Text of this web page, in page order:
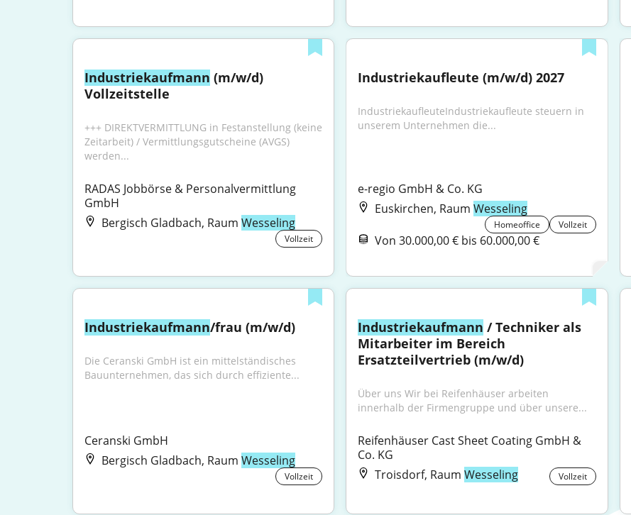
Industriekaufmann (m/w/d)
Vollzeitstelle
+++ DIREKTVERMITTLUNG in Festanstellung (keine
Zeitarbeit) / Vermittlungsgutscheine (AVGS)
werden...
RADAS Jobbörse & Personalvermittlung
GmbH
Bergisch Gladbach, Raum Wesseling
Vollzeit
Industriekaufleute (m/w/d) 2027
IndustriekaufleuteIndustriekaufleute steuern in
unserem Unternehmen die...
e-regio GmbH & Co. KG
Euskirchen, RaumWesseling
Homeoffice Vollzeit
Von 30.000,00 € bis 60.000,00 €
Industriekaufmann/frau (m/w/d)
Die Ceranski GmbH ist ein mittelständisches
Bauunternehmen, das sich durch effiziente...
Ceranski GmbH
Bergisch Gladbach, Raum Wesseling
Vollzeit
Industriekaufmann / Techniker als
Mitarbeiter im Bereich
Ersatzteilvertrieb (m/w/d)
Über uns Wir bei Reifenhäuser arbeiten
innerhalb der Firmengruppe und über unsere...
Reifenhäuser Cast Sheet Coating GmbH &
Co. KG
Troisdorf, RaumWesseling Vollzeit